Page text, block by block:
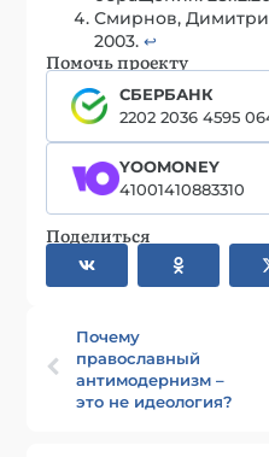
Смирнов,
2003.↩︎
Помочь проекту
СБЕРБАНК
2202 2036 4595
YOOMONEY
41001410883310
Поделиться
Почему
православный
антимодернизм –
это не идеология?